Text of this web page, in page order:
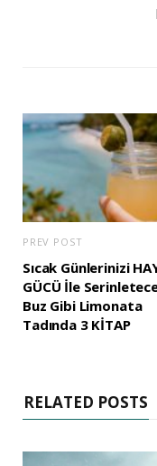
PREV POST
Sıcak Günlerinizi
GÜCÜ İle
Buz Gibi Limonata
Tadında 3 KİTAP
RELATED POSTS